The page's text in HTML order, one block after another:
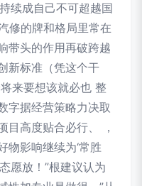
续成自己不可超越国
修的牌和格局里常在
带头的作用再破跨越
新标准（凭这个干
来要想该就必也 整
字据经营策略力决取
目高度贴合必行、 ，
物影响继续为‘常胜
愿放！”根建议认为